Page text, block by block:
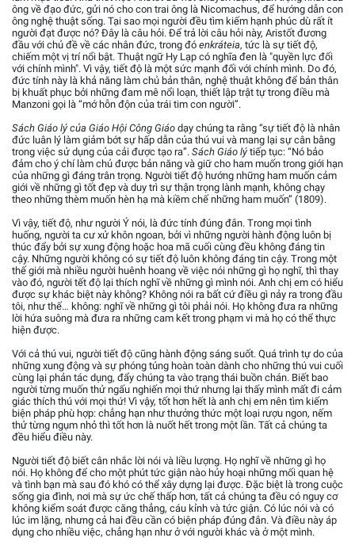
ông về đạo đức, gửi nó cho con trai ông là Nicomachus, để hướng dẫn con
ông nghệ thuật sống. Tại sao mọi người đều tìm kiếm hạnh phúc dù rất ít
người đạt được nó? Đây là câu hỏi. Để trả lời câu hỏi này, Aristốt đương
đầu với chủ đề về các nhân đức, trong đó enkráteia, tức là sự tiết độ,
chiếm một vị trí nổi bật. Thuật ngữ Hy Lạp có nghĩa đen là "quyền lực đối
với chính mình". Vì vậy, tiết độ là một sức mạnh đối với chính mình. Do đó,
đức tính này là khả năng làm chủ bản thân, nghệ thuật không để bản thân
bị khuất phục bởi những đam mê nổi loạn, thiết lập trật tự trong điều mà
Manzoni gọi là “mớ hỗn độn của trái tim con người”.
Sách Giáo lý của Giáo Hội Công Giáo dạy chúng ta rằng “sự tiết độ là nhân
đức luân lý làm giảm bớt sự hấp dẫn của thú vui và mang lại sự cân bằng
trong việc sử dụng của cải được tạo ra”. Sách Giáo lýtiếp tục: “Nó bảo
đảm cho ý chí làm chủ được bản năng và giữ cho ham muốn trong giới hạn
của những gì đáng trân trọng. Người tiết độ hướng những ham muốn cảm
giới về những gì tốt đẹp và duy trì sự thận trọng lành mạnh, không chạy
theo những thèm muốn hèn hạ mà kiềm chế những ham muốn” (1809).
Vì vậy, tiết độ, như người Ý nói, là đức tính đúng đắn. Trong mọi tình
huống, người ta cư xử khôn ngoan, bởi vì những người hành động luôn bị
thúc đẩy bởi sự xung động hoặc hoa mã cuối cùng đều không đáng tin
cậy. Những người không có sự tiết độ luôn không đáng tin cậy. Trong một
thế giới mà nhiều người huênh hoang về việc nói những gì họ nghĩ, thì thay
vào đó, người tết độ lại thích nghĩ về những gì mình nói. Anh chị em có hiểu
được sự khác biệt này không? Không nói ra bất cứ điều gì nảy ra trong đầu
tôi, như thế… không: nghĩ về những gì tôi phải nói. Họ không đưa ra những
lời hứa suông mà đưa ra những cam kết trong phạm vi mà họ có thể thực
hiện được.
Với cả thú vui, người tiết độ cũng hành động sáng suốt. Quá trình tự do của
những xung động và sự phóng túng hoàn toàn dành cho những thú vui cuối
cùng lại phản tác dụng, đẩy chúng ta vào trạng thái buồn chán. Biết bao
người từng muốn thử ngấu nghiến mọi thứ nhưng lại thấy mình mất đi cảm
giác thích thú với mọi thứ! Vì vậy, tốt hơn hết là anh chị em nên tìm kiếm
biện pháp phù hợp: chẳng hạn như thưởng thức một loại rượu ngon, nếm
thử từng ngụm nhỏ thì tốt hơn là nuốt hết trong một lần. Tất cả chúng ta
đều hiểu điều này.
Người tiết độ biết cân nhắc lời nói và liều lượng. Họ nghĩ về những gì họ
nói. Họ không để cho một phút tức giận nào hủy hoại những mối quan hệ
và tình bạn mà sau đó khó có thể xây dựng lại được. Đặc biệt là trong cuộc
sống gia đình, nơi mà sự ức chế thấp hơn, tất cả chúng ta đều có nguy cơ
không kiểm soát được căng thẳng, cáu kỉnh và tức giận. Có lúc nói và có
lúc im lặng, nhưng cả hai đều cần có biện pháp đúng đắn. Và điều này áp
dụng cho nhiều việc, chẳng hạn như ở với người khác và ở một mình.